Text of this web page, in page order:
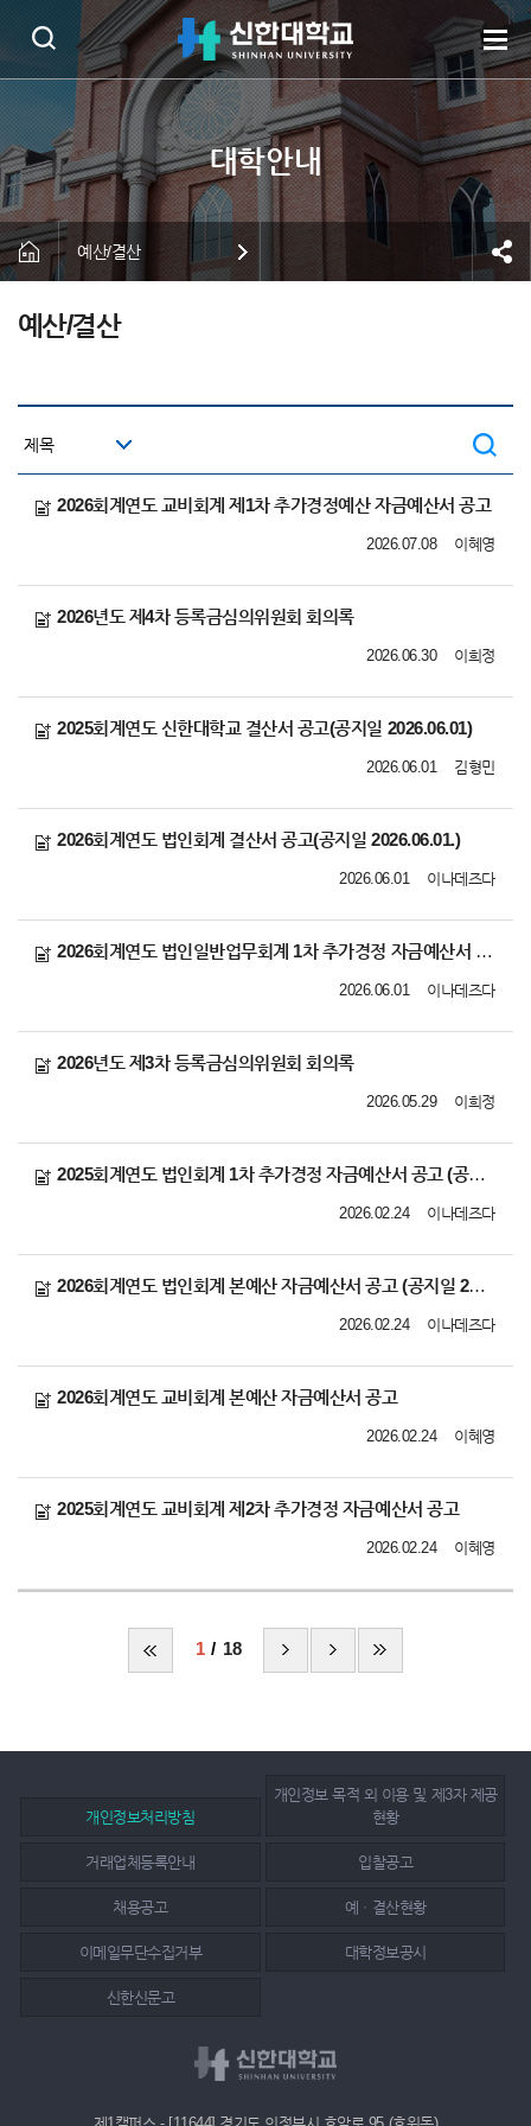
예산/결산
예산/결산
2026회계연도 교비회계 제1차 추가경정예산 자금예산서 공고
이혜영
2026.07.08
2026년도 제4차 등록금심의위원회 회의록
이희정
2026.06.30
2025회계연도 신한대학교 결산서 공고(공지일 2026.06.01)
김형민
2026.06.01
2026회계연도 법인회계 결산서 공고(공지일 2026.06.01.)
이나데즈다
2026.06.01
2026회계연도 법인일반업무회계 1차 추가경정 자금예산서 공고 (공지일 2026.06.01
이나데즈다
2026.06.01
2026년도 제3차 등록금심의위원회 회의록
이희정
2026.05.29
2025회계연도 법인회계 1차 추가경정 자금예산서 공고 (공지일 2026.02.24)
이나데즈다
2026.02.24
2026회계연도 법인회계 본예산 자금예산서 공고 (공지일 2026.02.24)
이나데즈다
2026.02.24
2026회계연도 교비회계 본예산 자금예산서 공고
이혜영
2026.02.24
2025회계연도 교비회계 제2차 추가경정 자금예산서 공고
이혜영
2026.02.24
1 18
개인정보처리방침
개인정보 목적 외 이용 및 제3자 제공
현황
거래업체등록안내 입찰공고
채용공고 예ㆍ결산현황
이메일무단수집거부 대학정보공시
신한신문고
제1캠퍼스 - [11644] 경기도 의정부시 호암로 95 (호원동)